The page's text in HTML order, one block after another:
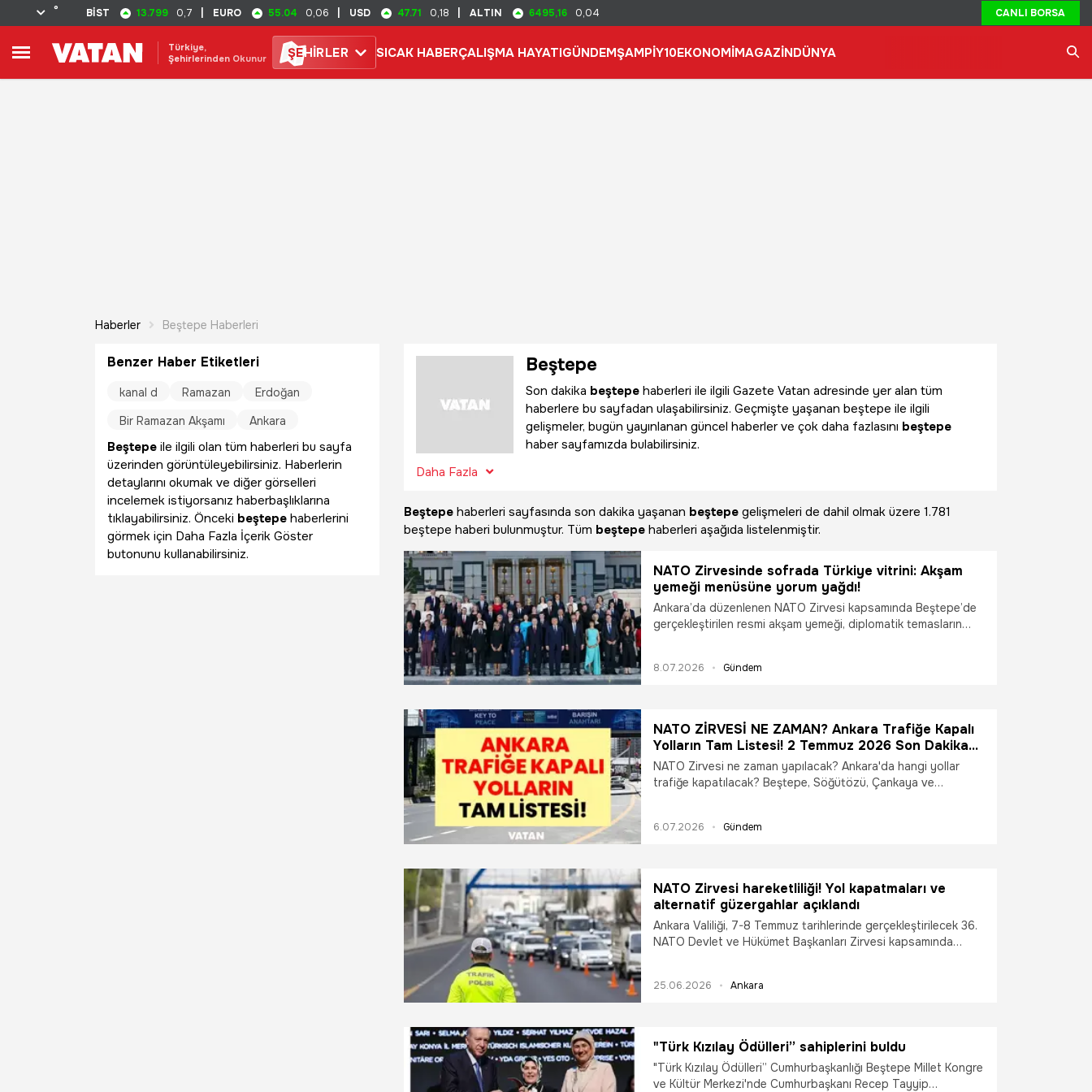
° BİST 13.799 0,7 EURO 55.04 0,06 USD 47.71 0,18 ALTIN 6495,16 0,04 CANLI BORSA
Türkiye,
Şehirlerinden Okunur
ŞEHİRLER SICAK HABERÇALIŞMA HAYATIGÜNDEMŞAMPİY10EKONOMİMAGAZİNDÜNYA
Haberler Beştepe Haberleri
Beştepe
Son dakika beştepe haberleri ile ilgili Gazete Vatan adresinde yer alan tüm
haberlere bu sayfadan ulaşabilirsiniz. Geçmişte yaşanan beştepe ile ilgili
gelişmeler, bugün yayınlanan güncel haberler ve çok daha fazlasını beştepe
haber sayfamızda bulabilirsiniz.
Daha Fazla
Beştepe haberleri sayfasında son dakika yaşanan beştepe gelişmeleri de dahil olmak üzere 1.781
beştepe haberi bulunmuştur. Tüm beştepe haberleri aşağıda listelenmiştir.
NATO Zirvesinde sofrada Türkiye vitrini: Akşam
yemeği menüsüne yorum yağdı!
Ankara’da düzenlenen NATO Zirvesi kapsamında Beştepe’de
gerçekleştirilen resmi akşam yemeği, diplomatik temasların
Türkiye’nin farklı bölgelerinden seçilen lezzetler modern
medya kullanıcıları genel olarak menüyü çok beğendi...
8.07.2026 Gündem
NATO ZİRVESİ NE ZAMAN? Ankara Trafiğe Kapalı
Yolların Tam Listesi! 2 Temmuz 2026 Son Dakika
NATO Zirvesi Gelişmeleri
NATO Zirvesi ne zaman yapılacak? Ankara'da hangi yollar
trafiğe kapatılacak? Beştepe, Söğütözü, Çankaya ve
gerçekleştirilecek NATO Zirvesi öncesinde trafik tedbirlerini
cadde, bulvar ve sokakta geçici trafik düzenlemesi yapılacak.
İşte NATO Zirvesi tarihleri, Ankara trafiğe kapalı yollar listesi
ve son dakika gelişmeleri.
6.07.2026 Gündem
NATO Zirvesi hareketliliği! Yol kapatmaları ve
alternatif güzergahlar açıklandı
Ankara Valiliği, 7-8 Temmuz tarihlerinde gerçekleştirilecek 36.
NATO Devlet ve Hükümet Başkanları Zirvesi kapsamında
25.06.2026 Ankara
"Türk Kızılay Ödülleri” sahiplerini buldu
"Türk Kızılay Ödülleri” Cumhurbaşkanlığı Beştepe Millet Kongre
ve Kültür Merkezi'nde Cumhurbaşkanı Recep Tayyip
Benzer Haber Etiketleri
kanal d Ramazan
Erdoğan
Bir Ramazan Akşamı
Ankara
Beştepe ile ilgili olan tüm haberleri bu sayfa
üzerinden görüntüleyebilirsiniz. Haberlerin
detaylarını okumak ve diğer görselleri
incelemek istiyorsanız haberbaşlıklarına
tıklayabilirsiniz. Önceki beştepe haberlerini
görmek için Daha Fazla İçerik Göster
butonunu kullanabilirsiniz.